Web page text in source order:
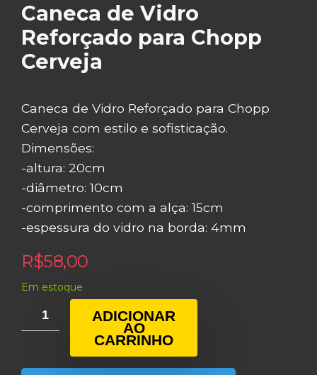
Caneca de Vidro
Reforçado para Chopp
Cerveja
Caneca de Vidro Reforçado para Chopp
Cerveja com estilo e sofisticação.
Dimensões:
-altura: 20cm
-diâmetro: 10cm
-comprimento com a alça: 15cm
-espessura do vidro na borda: 4mm
R$58,00
Em estoque
ADICIONAR
AO
CARRINHO